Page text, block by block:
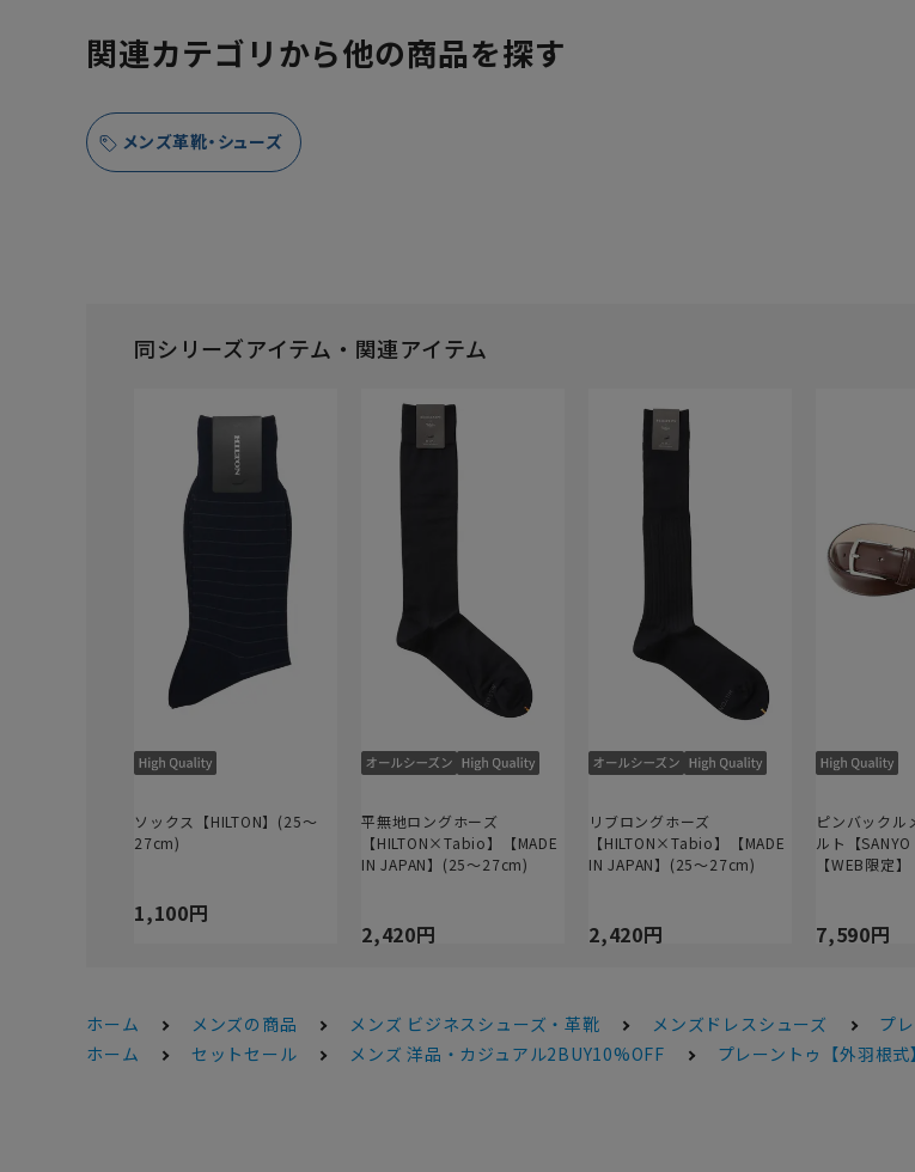
関連カテゴリから他の商品を探す
メンズ革靴・シューズ
同シリーズアイテム・関連アイテム
ソックス【HILTON】(25～
27cm)
1,100円
平無地ロングホーズ
【HILTON×Tabio】【MADE
IN JAPAN】(25～27cm)
2,420円
リブロングホーズ
【HILTON×Tabio】【MADE
IN JAPAN】(25～27cm)
2,420円
ピンバックル
ルト【SANYO
【WEB限定】
7,590円
ホーム メンズの商品 メンズ ビジネスシューズ・革靴 メンズドレスシューズ
プ
ホーム
セットセール メンズ 洋品・カジュアル2BUY10%OFF プレーントゥ【外羽根